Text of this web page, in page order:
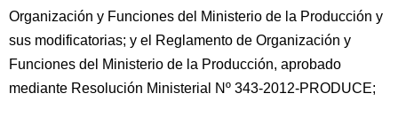
Organización y Funciones del Ministerio de la Producción y
sus modificatorias; y el Reglamento de Organización y
Funciones del Ministerio de la Producción, aprobado
mediante Resolución Ministerial Nº 343-2012-PRODUCE;